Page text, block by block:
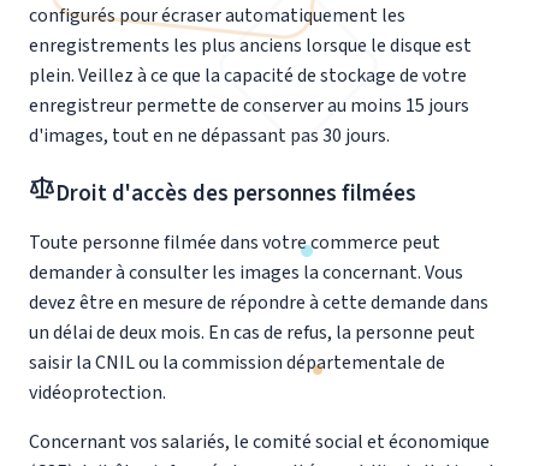
configurés pour écraser automatiquement les
enregistrements les plus anciens lorsque le disque est
plein. Veillez à ce que la capacité de stockage de votre
enregistreur permette de conserver au moins 15 jours
d'images, tout en ne dépassant pas 30 jours.
Droit d'accès des personnes filmées
Toute personne filmée dans votre commerce peut
demander à consulter les images la concernant. Vous
devez être en mesure de répondre à cette demande dans
un délai de deux mois. En cas de refus, la personne peut
saisir la CNIL ou la commission départementale de
vidéoprotection.
Concernant vos salariés, le comité social et économique